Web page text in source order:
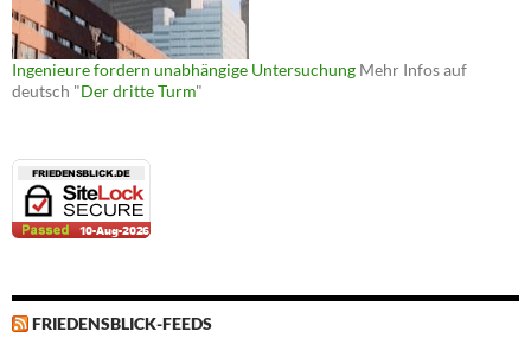
Ingenieure fordern unabhängige Untersuchung Mehr Infos auf
deutsch "Der dritte Turm"
FRIEDENSBLICK-FEEDS